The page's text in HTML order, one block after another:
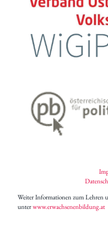
Weiter Informationen zum Lehren
unterwww.erwachsenenbildung.at